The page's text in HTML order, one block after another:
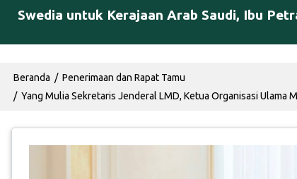
Swedia untuk Kerajaan Arab Saudi, Ibu
Breadcrumb
Beranda
Penerimaan dan Rapat Tamu
Yang Mulia Sekretaris Jenderal LMD, Ketua Organisasi Ulama